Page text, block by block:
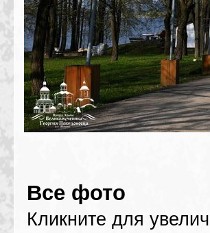
Все фото
Кликните для